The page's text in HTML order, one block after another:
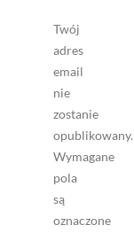
Twój
adres
email
nie
zostanie
opublikowany.
Wymagane
pola
są
oznaczone